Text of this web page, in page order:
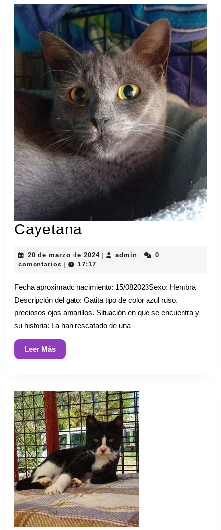
Cayetana
20 de marzo de 202420
2024
| admin admin
|
0
comentarios | 17:17
Fecha aproximado nacimiento: 15/082023Sexo: Hembra
Descripción del gato: Gatita tipo de color azul ruso,
preciosos ojos amarillos. Situación en que se encuentra y
su historia: La han rescatado de una
Leer MásLeer
Más